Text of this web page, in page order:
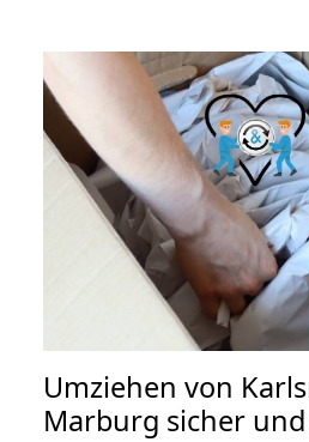
Umziehen von
Marburg sicher